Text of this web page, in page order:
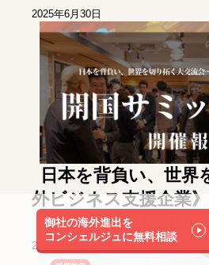
2025年6月30日
日本を背負い、世界
外ビジネス支援企業
サミット2025
2025年6月2日
御社の海外進出を
コンシェルジュに無料相談